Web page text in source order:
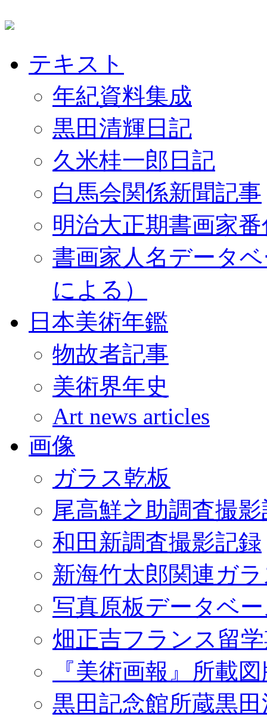
テキスト
年紀資料集成
黒田清輝日記
久米桂一郎日記
白馬会関係新聞記事
明治大正期書画家
書画家人名データ
による）
日本美術年鑑
物故者記事
美術界年史
Art news articles
画像
ガラス乾板
尾高鮮之助調査撮
和田新調査撮影記録
新海竹太郎関連ガ
写真原板データベ
畑正吉フランス留
『美術画報』所載
黒田記念館所蔵黒